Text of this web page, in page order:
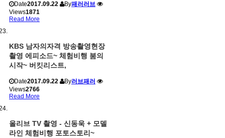
Date2017.09.22 By패러러브
Views1871
Read More
KBS 남자의자격 방송촬영현장
촬영 에피소드~ 체험비행 붐의
시작~ 버킷리스트,
Date2017.09.22 By러브패러
Views2766
Read More
올리브 TV 촬영 - 신동욱 + 모델
라인 체험비행 포토스토리~